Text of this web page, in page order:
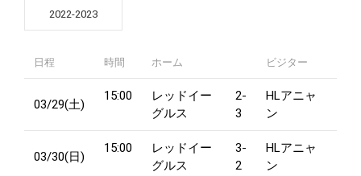
2022-2023
日程 時間 ホーム ビジター
03/29(土)
15:00
レッドイー
グルス
2-
3
HLアニャ
ン
03/30(日)
15:00
レッドイー
グルス
3-
2
HLアニャ
ン